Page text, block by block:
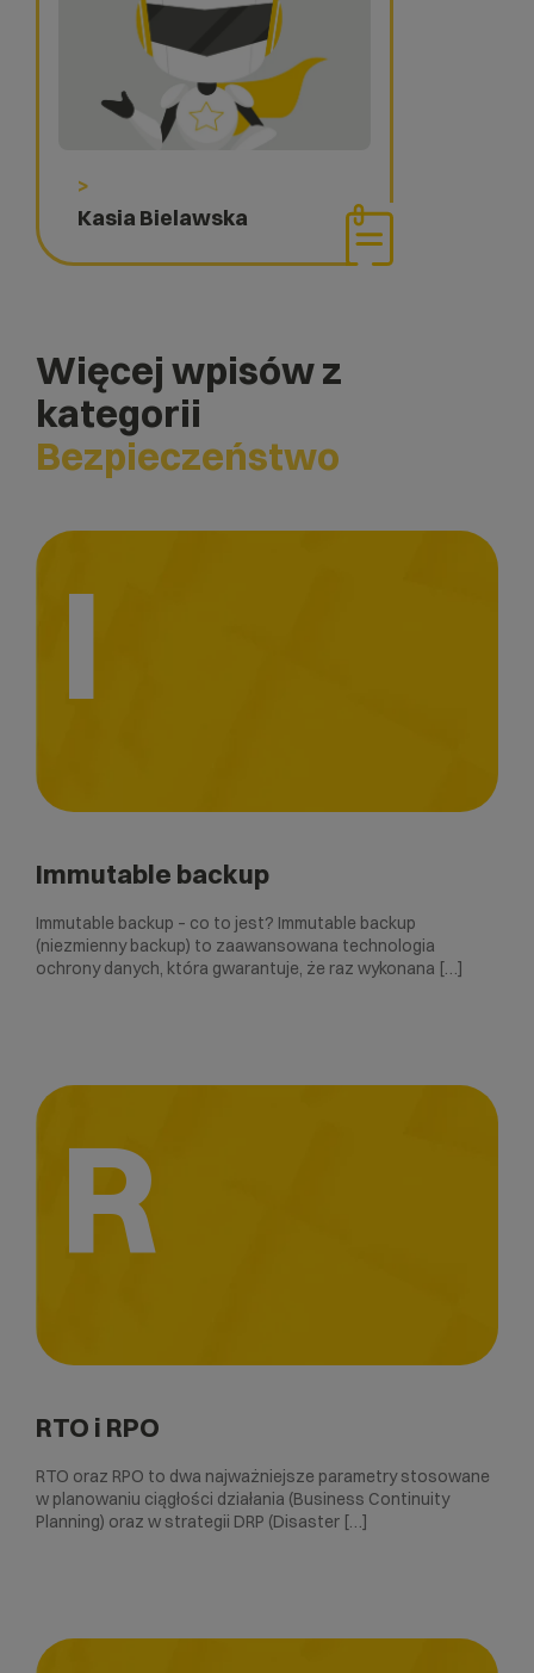
>
Kasia Bielawska
Więcej wpisów z
kategorii
Bezpieczeństwo
I
Immutable backup
Immutable backup – co to jest? Immutable backup
(niezmienny backup) to zaawansowana technologia
ochrony danych, która gwarantuje, że raz wykonana […]
R
RTO i RPO
RTO oraz RPO to dwa najważniejsze parametry stosowane
w planowaniu ciągłości działania (Business Continuity
Planning) oraz w strategii DRP (Disaster […]